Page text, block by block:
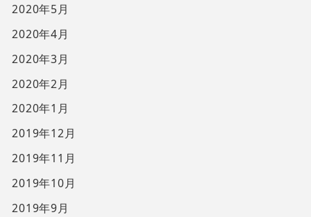
2020年5月
2020年4月
2020年3月
2020年2月
2020年1月
2019年12月
2019年11月
2019年10月
2019年9月